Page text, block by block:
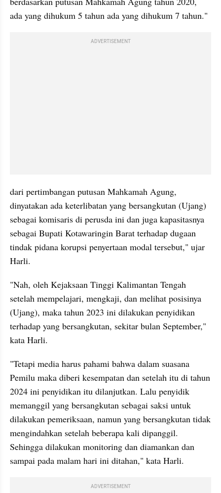
ada yang dihukum 5 tahun ada yang dihukum 7 tahun."
ADVERTISEMENT
dari pertimbangan putusan Mahkamah Agung,
dinyatakan ada keterlibatan yang bersangkutan (Ujang)
sebagai komisaris di perusda ini dan juga kapasitasnya
sebagai Bupati Kotawaringin Barat terhadap dugaan
tindak pidana korupsi penyertaan modal tersebut," ujar
Harli.
"Nah, oleh Kejaksaan Tinggi Kalimantan Tengah
setelah mempelajari, mengkaji, dan melihat posisinya
(Ujang), maka tahun 2023 ini dilakukan penyidikan
terhadap yang bersangkutan, sekitar bulan September,"
kata Harli.
"Tetapi media harus pahami bahwa dalam suasana
Pemilu maka diberi kesempatan dan setelah itu di tahun
2024 ini penyidikan itu dilanjutkan. Lalu penyidik
memanggil yang bersangkutan sebagai saksi untuk
dilakukan pemeriksaan, namun yang bersangkutan tidak
mengindahkan setelah beberapa kali dipanggil.
Sehingga dilakukan monitoring dan diamankan dan
sampai pada malam hari ini ditahan," kata Harli.
ADVERTISEMENT